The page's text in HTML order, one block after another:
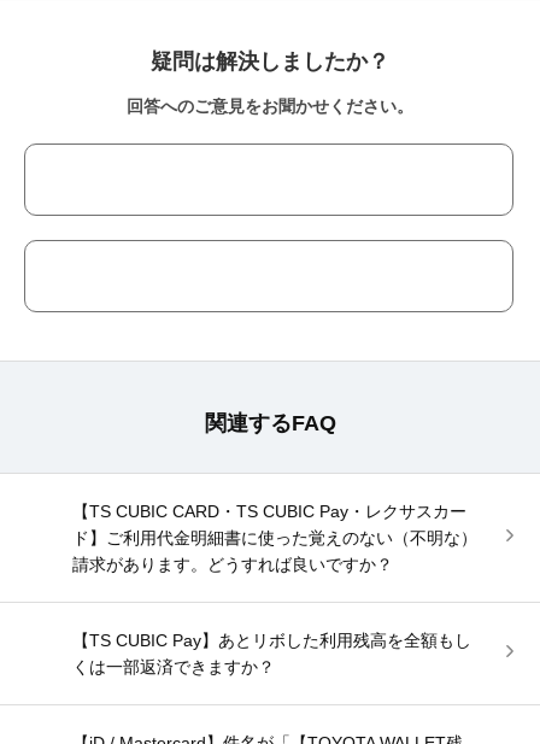
疑問は解決しましたか？
回答へのご意見をお聞かせください。
関連するFAQ
【TS CUBIC CARD・TS CUBIC Pay・レクサスカー
ド】ご利用代金明細書に使った覚えのない（不明な）
請求があります。どうすれば良いですか？
【TS CUBIC Pay】あとリボした利用残高を全額もし
くは一部返済できますか？